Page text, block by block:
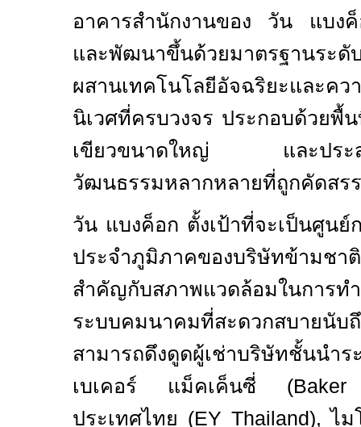
อาคารสำนักงานของ วัน แบง
และพัฒนาขึ้นด้วยมาตรฐานระดั
ผสานเทคโนโลยีอัจฉริยะและ
นิเวศที่ครบวงจร ประกอบด้วยพื้
เขียวขนาดใหญ่ และประส
วัฒนธรรมหลากหลายที่ถูกคัดสร
วัน แบงค็อก ตั้งเป้าที่จะเป็นศูนย์
ประจำภูมิภาคของบริษัทข้าม
สำคัญกับสภาพแวดล้อมในการท
ระบบคมนาคมที่สะดวกสบายนับ
สามารถดึงดูดผู้เช่าบริษัทชั้นนำ
เบเคอร์ แม็คเค็นซี่ (
ประเทศไทย (EY Thailand),ไม